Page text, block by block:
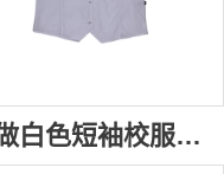
[訂做白色短袖校服恤衫] | 黑邊撞色款式設計 | 繡花章袋口校服設計 | Belmont High School | 校服專門店 SU412